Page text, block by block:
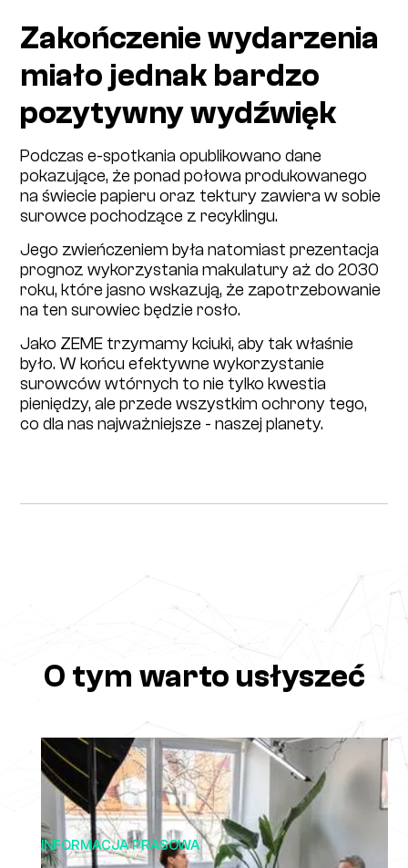
Zakończenie wydarzenia
miało jednak bardzo
pozytywny wydźwięk
Podczas e-spotkania opublikowano dane
pokazujące, że ponad połowa produkowanego
na świecie papieru oraz tektury zawiera w sobie
surowce pochodzące z recyklingu.
Jego zwieńczeniem była natomiast prezentacja
prognoz wykorzystania makulatury aż do 2030
roku, które jasno wskazują, że zapotrzebowanie
na ten surowiec będzie rosło.
Jako ZEME trzymamy kciuki, aby tak właśnie
było. W końcu efektywne wykorzystanie
surowców wtórnych to nie tylko kwestia
pieniędzy, ale przede wszystkim ochrony tego,
co dla nas najważniejsze - naszej planety.
O tym warto usłyszeć
INFORMACJA PRASOWA